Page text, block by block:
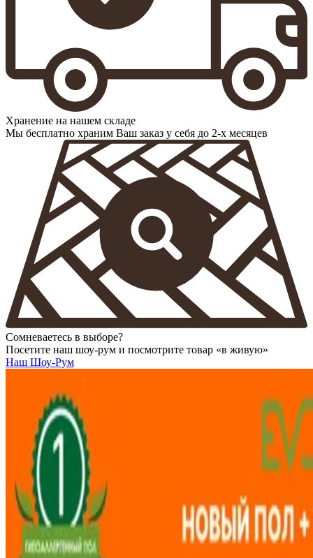
Хранение на нашем складе
Мы бесплатно храним Ваш заказ у себя до 2-х месяцев
Сомневаетесь в выборе?
Посетите наш шоу-рум и посмотрите товар «в живую»
Наш Шоу-Рум